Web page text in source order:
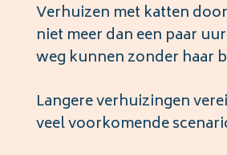
Verhuizen met katten
niet meer dan een paar
weg kunnen zonder haar
Langere verhuizingen
veel voorkomende